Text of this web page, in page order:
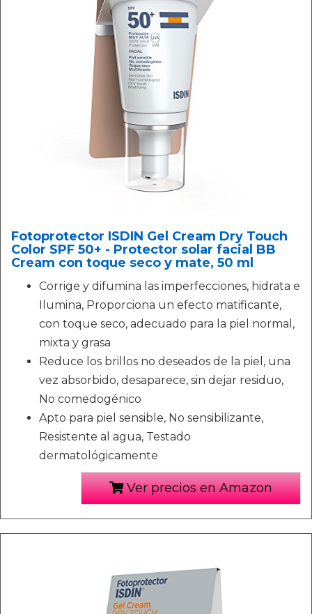
Fotoprotector ISDIN Gel Cream Dry Touch
Color SPF 50+ - Protector solar facial BB
Cream con toque seco y mate, 50 ml
Corrige y difumina las imperfecciones, hidrata e
Ilumina, Proporciona un efecto matificante,
con toque seco, adecuado para la piel normal,
mixta y grasa
Reduce los brillos no deseados de la piel, una
vez absorbido, desaparece, sin dejar residuo,
No comedogénico
Apto para piel sensible, No sensibilizante,
Resistente al agua, Testado
dermatológicamente
Ver precios en Amazon